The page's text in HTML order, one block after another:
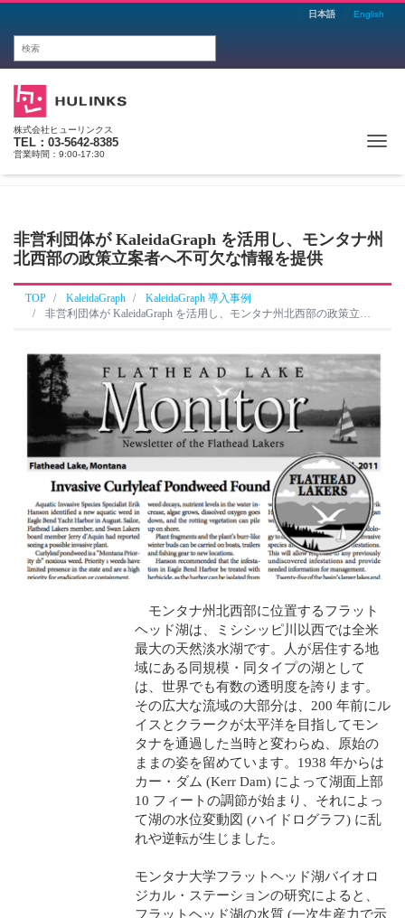
日本語 English
株式会社ヒューリンクス
TEL：03-5642-8385
営業時間：9:00-17:30
非営利団体が KaleidaGraph を活用し、モンタナ州
北西部の政策立案者へ不可欠な情報を提供
TOP KaleidaGraph
KaleidaGraph 導入事例
非営利団体が KaleidaGraph を活用し、モンタナ州北西部の政策立案者へ不可欠な情報を提供
モンタナ州北西部に位置するフラット
ヘッド湖は、ミシシッピ川以西では全米
最大の天然淡水湖です。人が居住する地
域にある同規模・同タイプの湖として
は、世界でも有数の透明度を誇ります。
その広大な流域の大部分は、200 年前にル
イスとクラークが太平洋を目指してモン
タナを通過した当時と変わらぬ、原始の
ままの姿を留めています。1938 年からは
カー・ダム (Kerr Dam) によって湖面上部
10 フィートの調節が始まり、それによっ
て湖の水位変動図 (ハイドログラフ) に乱
れや逆転が生じました。
モンタナ大学フラットヘッド湖バイオロ
ジカル・ステーションの研究によると、
フラットヘッド湖の水質 (一次生産力で示